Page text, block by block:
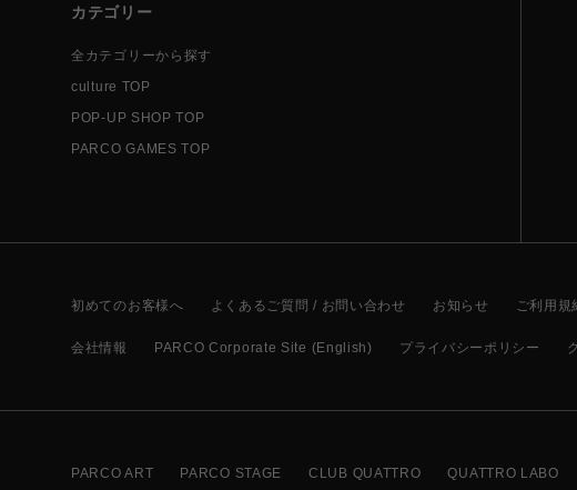
カテゴリー
全カテゴリーから探す
culture TOP
POP-UP SHOP TOP
PARCO GAMES TOP
初めてのお客様へ よくあるご質問 / お問い合わせ お知らせ ご利用規
会社情報 PARCO Corporate Site (English) プライバシーポリシー
PARCO ART PARCO STAGE CLUB QUATTRO QUATTRO LABO